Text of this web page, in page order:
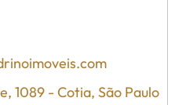
1089 - Cotia, São Paulo